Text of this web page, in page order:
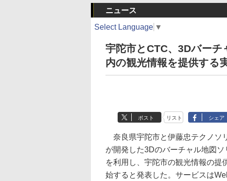
ニュース
Select Language ▼
宇陀市とCTC、3Dバー
内の観光情報を提供する
ポスト リスト シェア
奈良県宇陀市と伊藤忠テクノソ
が開発した3Dのバーチャル地図
を利用し、宇陀市の観光情報の提
始すると発表した。サービスは